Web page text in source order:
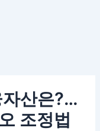
자산은?…
조정법